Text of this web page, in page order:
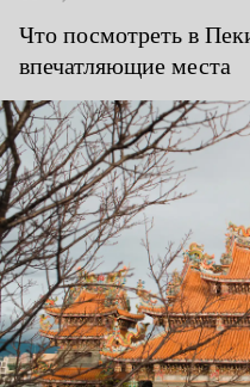
Что посмотреть в
впечатляющие места